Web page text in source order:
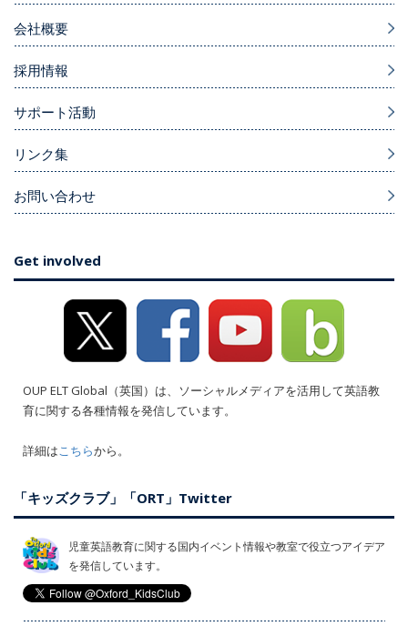
会社概要
採用情報
サポート活動
リンク集
お問い合わせ
Get involved
OUP ELT Global（英国）は、ソーシャルメディアを活用して英語教
育に関する各種情報を発信しています。
詳細はこちらから。
「キッズクラブ」「ORT」Twitter
児童英語教育に関する国内イベント情報や教室で役立つアイデア
を発信しています。